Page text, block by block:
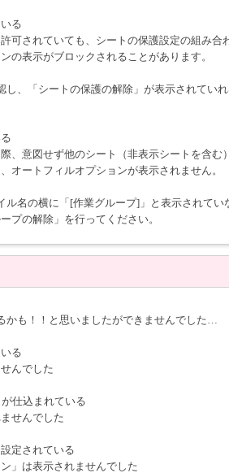
る
可されていても、シートの保護設定の組み合
の表示がブロックされることがあります。
し、「シートの保護の解除」が表示されてい
、意図せず他のシート（非表示シートを含む
オートフィルオプションが表示されません。
ル名の横に「[作業グループ]」と表示されて
プの解除」を行ってください。
かも！！と思いましたができませんでした…
る
んでした
仕込まれている
せんでした
定されている
」は表示されませんでした